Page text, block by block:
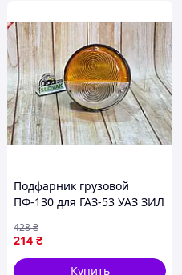
Подфарник грузовой
ПФ-130 для ГАЗ-53 УАЗ ЗИЛ
освещения автомобилей
214 ₴
428₴
Купить